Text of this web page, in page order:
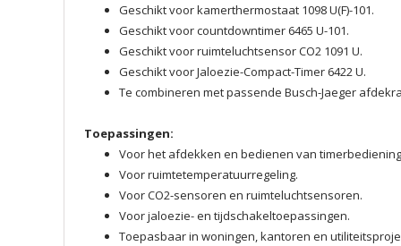
Geschikt voor kamerthermostaat 1098 U(F)-101.
Geschikt voor countdowntimer 6465 U-101.
Geschikt voor ruimteluchtsensor CO2 1091 U.
Geschikt voor Jaloezie-Compact-Timer 6422 U.
Te combineren met passende Busch-Jaeger
Toepassingen:
Voor het afdekken en bedienen van
Voor ruimtetemperatuurregeling.
Voor CO2-sensoren en ruimteluchtsensoren.
Voor jaloezie- en tijdschakeltoepassingen.
Toepasbaar in woningen, kantoren en